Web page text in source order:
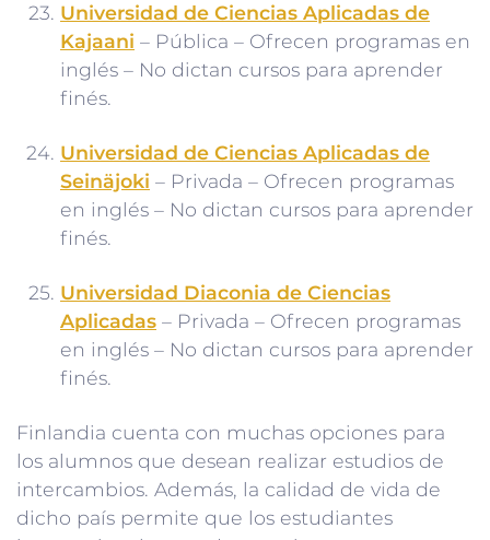
Universidad de Ciencias Aplicadas de
Kajaani – Pública – Ofrecen programas en
inglés – No dictan cursos para aprender
finés.
Universidad de Ciencias Aplicadas de
Seinäjoki – Privada – Ofrecen programas
en inglés – No dictan cursos para aprender
finés.
Universidad Diaconia de Ciencias
Aplicadas – Privada – Ofrecen programas
en inglés – No dictan cursos para aprender
finés.
Finlandia cuenta con muchas opciones para
los alumnos que desean realizar estudios de
intercambios. Además, la calidad de vida de
dicho país permite que los estudiantes